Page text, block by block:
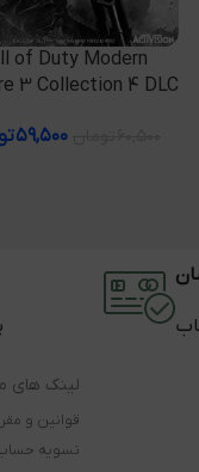
افزودن به سبد خرید
of Duty Modern
3 Collection 4 DLC
۵۹,۵۰۰
لینک های
قوانین و
تسویه